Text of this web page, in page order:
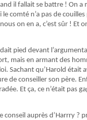
il fallait se battre ! On a
comté n’a pas de
on en a, c’est sûr ! Et
pied devant
mais en armant des
Sachant qu’Harold était
de conseiller son père.
Et ça, ce n’était pas
conseil auprès d’Harrry ?